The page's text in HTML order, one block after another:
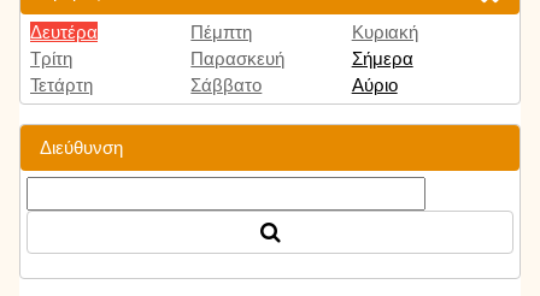
Δευτέρα
Τρίτη
Τετάρτη
Πέμπτη
Παρασκευή
Σάββατο
Κυριακή
Σήμερα
Αύριο
Διεύθυνση